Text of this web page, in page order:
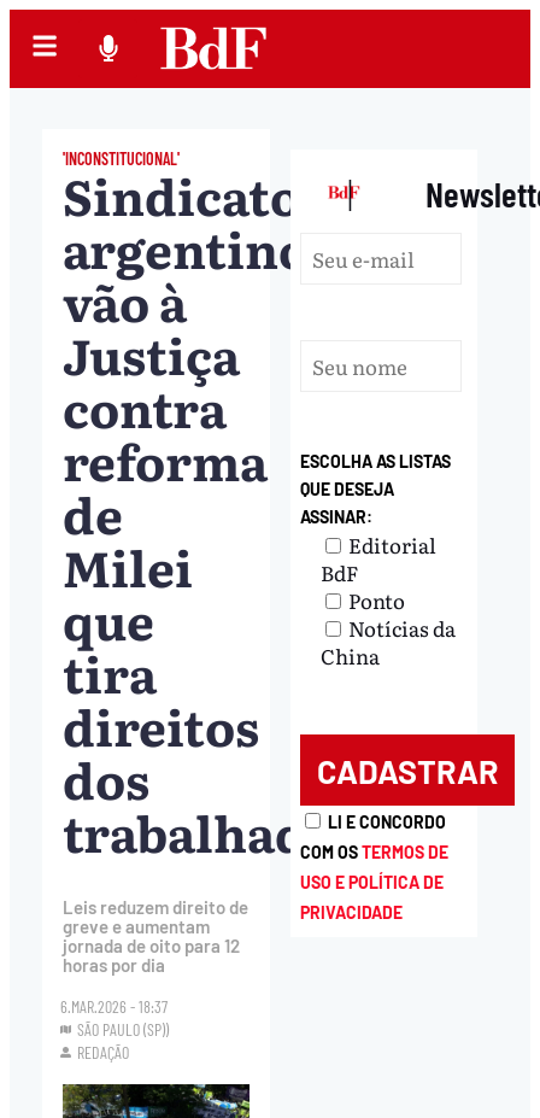
'INCONSTITUCIONAL'
Sindicatos
argentinos
vão à
Justiça
contra
reforma
de
Milei
que
tira
direitos
dos
trabalhadores
Leis reduzem direito de
greve e aumentam
jornada de oito para 12
horas por dia
6.MAR.2026 - 18:37
SÃO PAULO (SP))
REDAÇÃO
|
ESCOLHA AS LISTAS
QUE DESEJA
ASSINAR:
Editorial
BdF
Ponto
Notícias da
China
LI E CONCORDO
COM OSTERMOS DE
USO E POLÍTICA DE
PRIVACIDADE